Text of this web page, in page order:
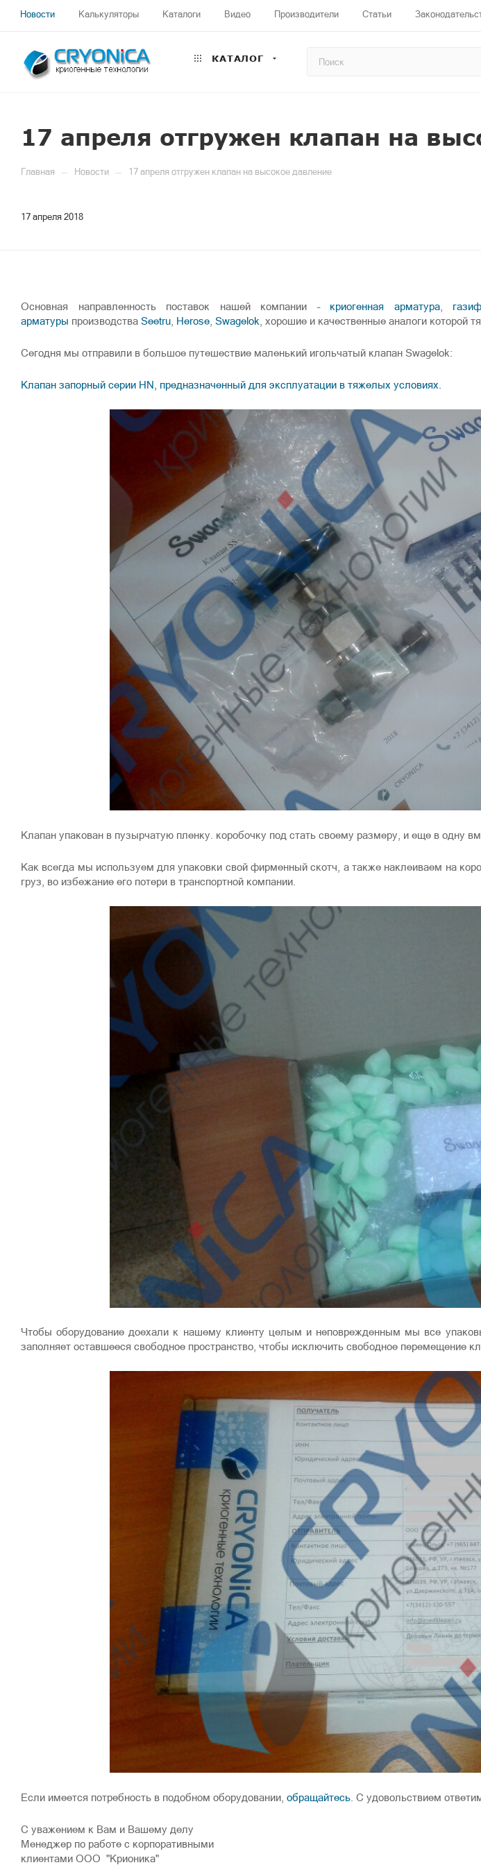
Новости Калькуляторы Каталоги Видео Производители Статьи
КАТАЛОГ
17 апреля отгружен клапан на
Главная — Новости — 17 апреля отгружен клапан на высокое давление
17 апреля 2018
Основная направленность поставок нашей компании – криогенная арматура,
арматуры производства Seetru Herose Swagelok , хорошие и качественные аналоги
Сегодня мы отправили в большое путешествие маленький игольчатый клапан Swagelok:
Клапан запорный серии HN, предназначенный для эксплуатации в тяжелых условиях.
Клапан упакован в пузырчатую пленку. коробочку под стать своему размеру, и еще в одну
Как всегда мы используем для упаковки свой фирменный скотч, а также наклеиваем на
груз, во избежание его потери в транспортной компании.
Чтобы оборудование доехали к нашему клиенту целым и неповрежденным мы все
заполняет оставшееся свободное пространство, чтобы исключить свободное перемещение
Если имеется потребность в подобном оборудовании, обращайтесь . С удовольствием
С уважением к Вам и Вашему делу
Менеджер по работе с корпоративными
клиентами ООО "Крионика"